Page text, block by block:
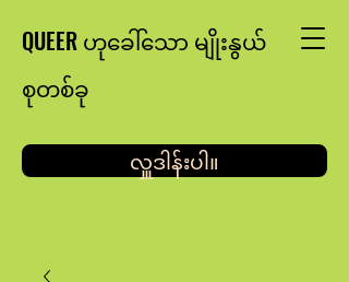
QUEER ဟုခေါ်သော မျိုးနွယ်
စုတစ်ခု
လှူဒါန်းပါ။